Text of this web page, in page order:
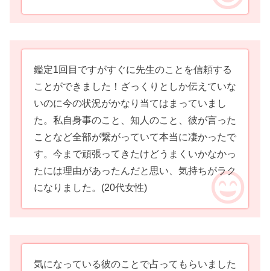
鑑定1回目ですがすぐに先生のことを信頼する
ことができました！ざっくりとしか伝えていな
いのに今の状況がかなり当てはまっていまし
た。私自身事のこと、知人のこと、彼が言った
ことなど全部が繋がっていて本当に凄かったで
す。今まで頑張ってきたけどうまくいかなかっ
たには理由があったんだと思い、気持ちがラク
になりました。 (20代女性)
気になっている彼のことで占ってもらいました